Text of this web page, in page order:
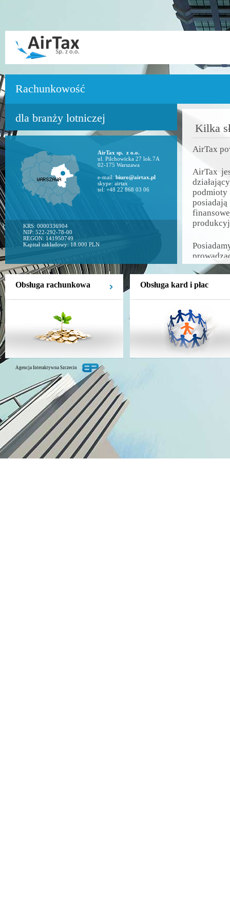
Rachunkowość
dla branży lotniczej
Kilka
AirTax
AirTax
mogą
AirTax sp. z o.o.
ul. Pilchowicka 27 lok.7A
02-175 Warszawa
e-mail: biuro@airtax.pl
skype: airtax
tel: +48 22 868 03 06
KRS: 0000336904
NIP: 522-292-78-00
REGON: 141950749
Kapitał zakładowy: 18.000 PLN
Obsługa rachunkowa Obsługa kard i płac
Agencja Interaktywna Szczecin